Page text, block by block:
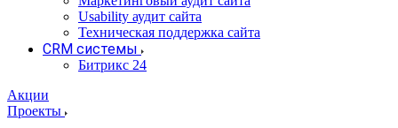
Usability аудит сайта
Техническая поддержка сайта
CRM системы
Битрикс 24
Акции
Проекты